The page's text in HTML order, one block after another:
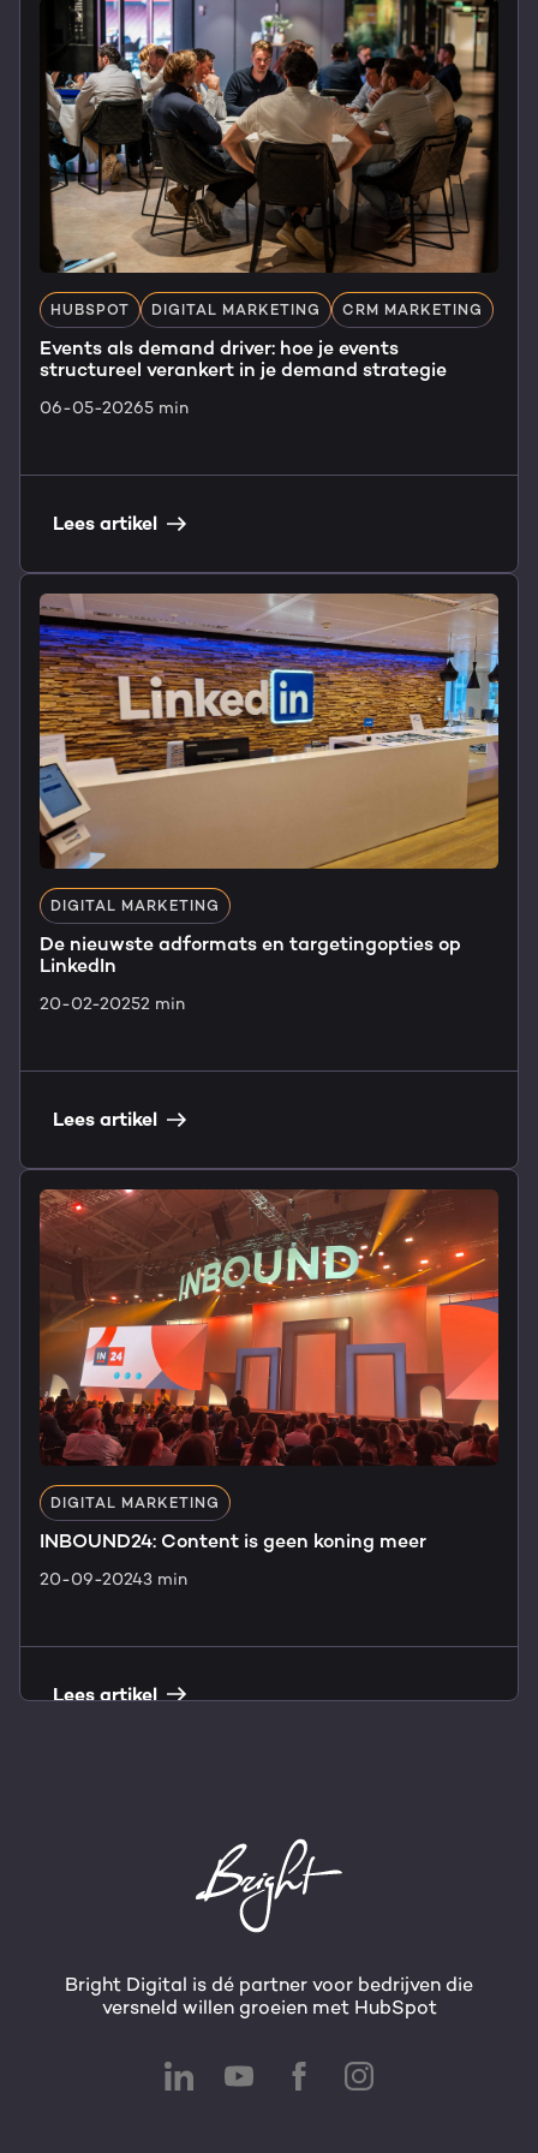
HUBSPOT DIGITAL MARKETING CRM MARKETING
Events als demand driver: hoe je events
structureel verankert in je demand strategie
06-05-20265 min
Lees artikel
DIGITAL MARKETING
De nieuwste adformats en targetingopties op
LinkedIn
20-02-20252 min
Lees artikel
DIGITAL MARKETING
INBOUND24: Content is geen koning meer
20-09-20243 min
Lees artikel
Bright Digital is dé partner voor bedrijven die
versneld willen groeien met HubSpot